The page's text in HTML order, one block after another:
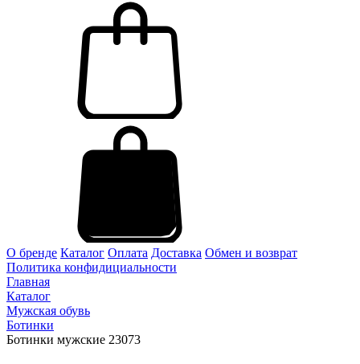
О бренде Каталог Оплата Доставка Обмен и возврат
Политика конфидициальности
Главная
Каталог
Мужская обувь
Ботинки
Ботинки мужские 23073